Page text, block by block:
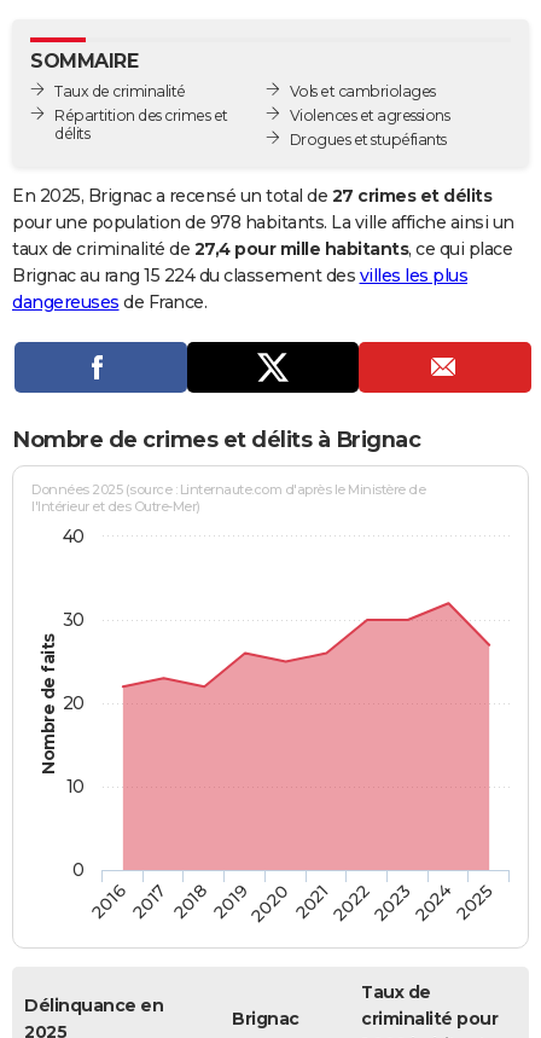
GUIDES D'ACHAT
BONS PLANS
Carte de Noël
Carte Bonne année
Carte Saint-Valentin
Carte Pâques
Carte d'anniversaire
DICTIONNAIRE
Dictionnaire
Biographies
Citations
Expressions
Proverbes
PROGRAMME TV
Se connecter
Entreprises
Service militaire
Avis de recherche
AVIS DE DÉCÈS
Bricolage
Lifestyle
Culture
Sport
Auto
Television
Voyage
Cinema
SOMMAIRE
Taux de criminalité
Répartition des crimes et
délits
Vols et cambriolages
Violences et agressions
Drogues et stupéfiants
En 2025, Brignac a recensé un total de 27 crimes et délits
pour une population de 978 habitants. La ville affiche ainsi un
taux de criminalité de 27,4 pour mille habitants, ce qui place
Brignac au rang 15 224 du classement des villes les plus
dangereuses de France.
Nombre de crimes et délits à Brignac
Nombre de faits
Données 2025 (source : Linternaute.com d'après le Ministère de
l'Intérieur et des Outre-Mer)
20162017 20182019202020212022202320242025
0
10
20
30
40
Délinquance en
2025
Brignac
Taux de
criminalité pour